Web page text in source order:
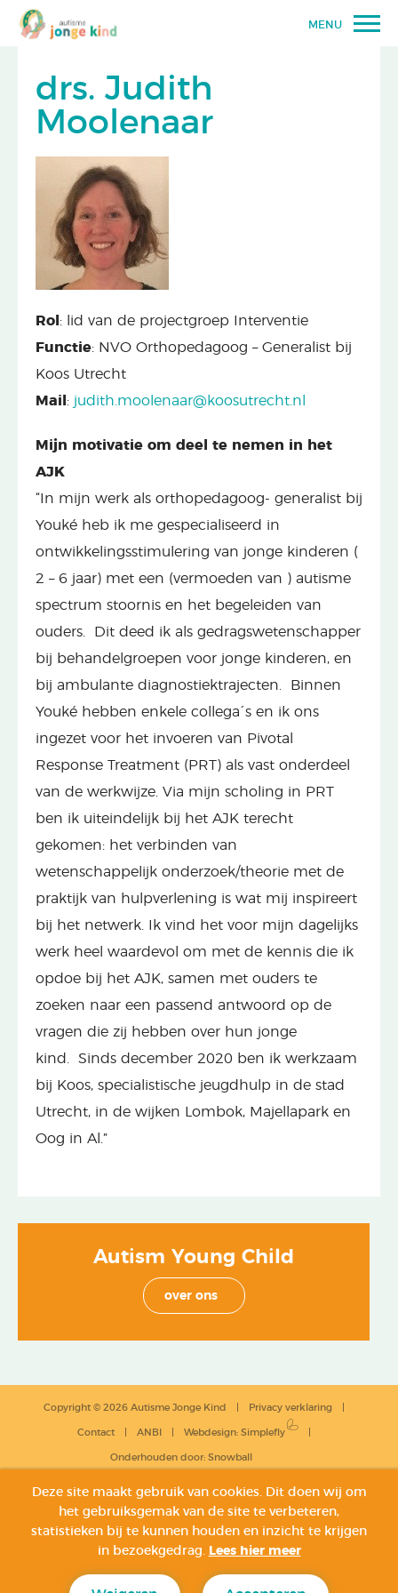
MENU
drs. Judith
Moolenaar
Rol : lid van de projectgroep Interventie
Functie: NVO Orthopedagoog – Generalist bij
Koos Utrecht
Mail : judith.moolenaar@koosutrecht.nl
Mijn motivatie om deel te nemen in het
AJK
“In mijn werk als orthopedagoog- generalist bij
Youké heb ik me gespecialiseerd in
ontwikkelingsstimulering van jonge kinderen (
2 – 6 jaar) met een (vermoeden van ) autisme
spectrum stoornis en het begeleiden van
ouders. Dit deed ik als gedragswetenschapper
bij behandelgroepen voor jonge kinderen, en
bij ambulante diagnostiektrajecten. Binnen
Youké hebben enkele collega´s en ik ons
ingezet voor het invoeren van Pivotal
Response Treatment (PRT) als vast onderdeel
van de werkwijze. Via mijn scholing in PRT
ben ik uiteindelijk bij het AJK terecht
gekomen: het verbinden van
wetenschappelijk onderzoek/theorie met de
praktijk van hulpverlening is wat mij inspireert
bij het netwerk. Ik vind het voor mijn dagelijks
werk heel waardevol om met de kennis die ik
opdoe bij het AJK, samen met ouders te
zoeken naar een passend antwoord op de
vragen die zij hebben over hun jonge
kind. Sinds december 2020 ben ik werkzaam
bij Koos, specialistische jeugdhulp in de stad
Utrecht, in de wijken Lombok, Majellapark en
Oog in Al.”
Autism Young Child
over ons
Copyright © 2026 Autisme Jonge Kind Privacy verklaring
Contact ANBI Webdesign: Simplefly
Onderhouden door: Snowball
Deze site maakt gebruik van cookies. Dit doen wij om
het gebruiksgemak van de site te verbeteren,
statistieken bij te kunnen houden en inzicht te krijgen
in bezoekgedrag. Lees hier meer